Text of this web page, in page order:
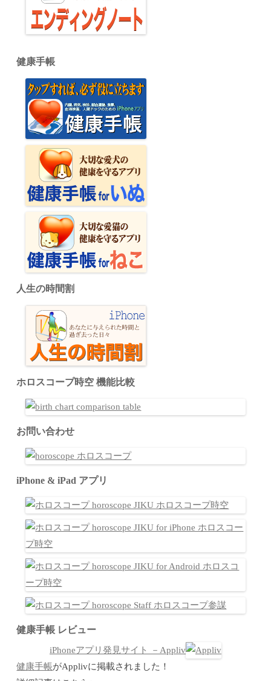
健康手帳
人生の時間割
ホロスコープ時空 機能比較
お問い合わせ
iPhone & iPad アプリ
健康手帳 レビュー
iPhoneアプリ発見サイト －Appliv
健康手帳がApplivに掲載されました！